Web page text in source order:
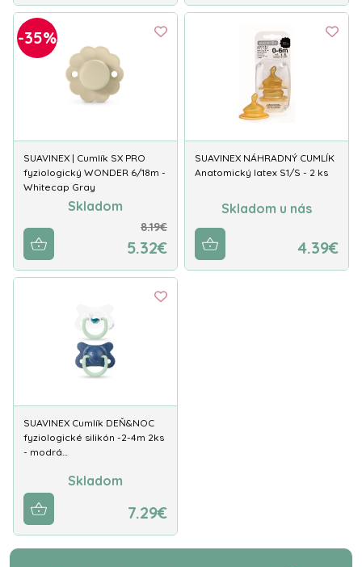
-35%
SUAVINEX | Cumlík SX PRO
fyziologický WONDER 6/18m -
Whitecap Gray
Skladom
8.19€
5.32€
SUAVINEX NÁHRADNÝ CUMLÍK
Anatomický latex S1/S - 2 ks
Skladom u nás
4.39€
SUAVINEX Cumlík DEŇ&NOC
fyziologické silikón -2-4m 2ks
- modrá…
Skladom
7.29€